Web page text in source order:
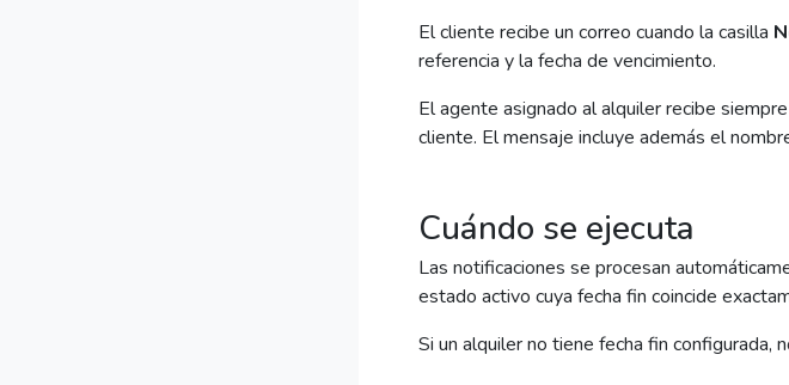
El cliente recibe un correo cuando la casilla
referencia y la fecha de vencimiento.
El agente asignado al alquiler recibe
cliente. El mensaje incluye además el
Cuándo se ejecuta
Las notificaciones se procesan
estado activo cuya fecha fin coincide
Si un alquiler no tiene fecha fin configurada,